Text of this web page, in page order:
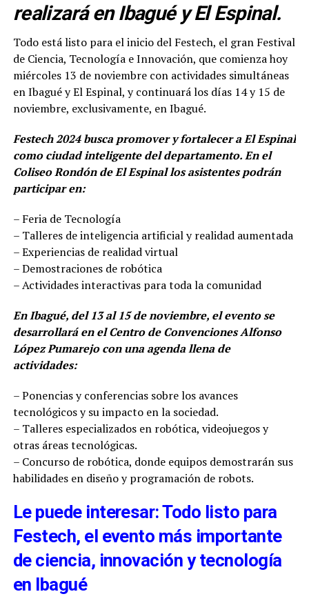
realizará en Ibagué y El Espinal.
Todo está listo para el inicio del Festech, el gran Festival
de Ciencia, Tecnología e Innovación, que comienza hoy
miércoles 13 de noviembre con actividades simultáneas
en Ibagué y El Espinal, y continuará los días 14 y 15 de
noviembre, exclusivamente, en Ibagué.
Festech 2024 busca promover y fortalecer a El Espinal
como ciudad inteligente del departamento. En el
Coliseo Rondón de El Espinal los asistentes podrán
participar en:
– Feria de Tecnología
– Talleres de inteligencia artificial y realidad aumentada
– Experiencias de realidad virtual
– Demostraciones de robótica
– Actividades interactivas para toda la comunidad
En Ibagué, del 13 al 15 de noviembre, el evento se
desarrollará en el Centro de Convenciones Alfonso
López Pumarejo con una agenda llena de
actividades:
– Ponencias y conferencias sobre los avances
tecnológicos y su impacto en la sociedad.
– Talleres especializados en robótica, videojuegos y
otras áreas tecnológicas.
– Concurso de robótica, donde equipos demostrarán sus
habilidades en diseño y programación de robots.
Le puede interesar: Todo listo para
Festech, el evento más importante
de ciencia, innovación y tecnología
en Ibagué